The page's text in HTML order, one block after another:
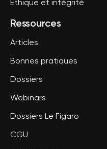
Ethique et intégrité
Ressources
Articles
Bonnes pratiques
Dossiers
Webinars
Dossiers Le Figaro
CGU